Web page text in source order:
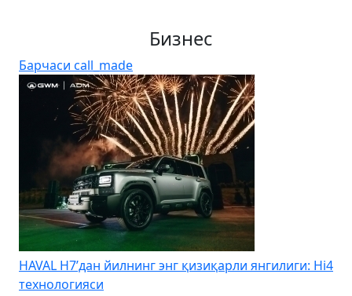
Бизнес
Барчаси call_made
HAVAL H7’дан йилнинг энг қизиқарли янгилиги: Hi4
технологияси